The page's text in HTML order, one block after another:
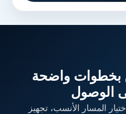
بخطوات واضحة
الوصول
المسار الأنسب، تجهيز